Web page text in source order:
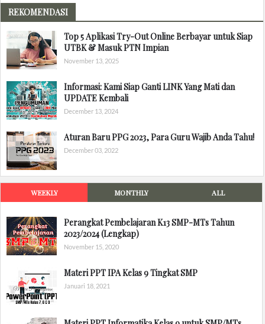
REKOMENDASI
Top 5 Aplikasi Try-Out Online Berbayar untuk Siap
UTBK & Masuk PTN Impian
November 13, 2025
Informasi: Kami Siap Ganti LINK Yang Mati dan
UPDATE Kembali
December 13, 2024
Aturan Baru PPG 2023, Para Guru Wajib Anda Tahu!
December 03, 2022
WEEKLY MONTHLY ALL
Perangkat Pembelajaran K13 SMP-MTs Tahun
2023/2024 (Lengkap)
November 15, 2020
Materi PPT IPA Kelas 9 Tingkat SMP
Januari 18, 2021